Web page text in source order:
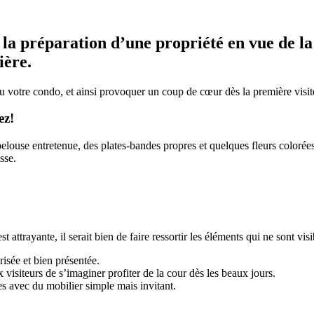
préparation d’une propriété en vue de
votre condo, et ainsi provoquer un coup de cœur dès la première
entretenue, des plates-bandes propres et quelques fleurs
il serait bien de faire ressortir les éléments qui ne sont
et bien présentée.
de s’imaginer profiter de la cour dès les beaux jours.
avec du mobilier simple mais invitant.